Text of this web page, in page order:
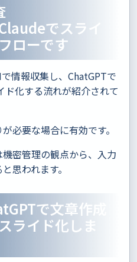
でスライ
ローです
情報収集し、ChatGPTで
化する流れが紹介されて
必要な場合に有効です。
密管理の観点から、入力
思われます。
で文章作成
ライド化しま